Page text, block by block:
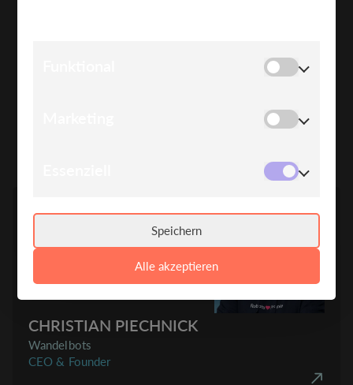
Speichern
Alle akzeptieren
CHRISTIAN PIECHNICK
Wandelbots
CEO & Founder